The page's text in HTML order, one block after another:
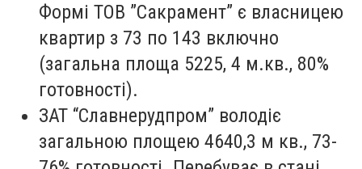
Формі ТОВ ”Сакрамент” є власницею
квартир з 73 по 143 включно
(загальна площа 5225, 4 м.кв., 80%
готовності).
ЗАТ “Славнерудпром” володіє
загальною площею 4640,3 м кв., 73-